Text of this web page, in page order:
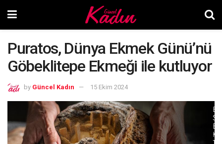
Puratos, Dünya Ekmek Günü’nü
Göbeklitepe Ekmeği ile kutluyor
by Güncel Kadın 15 Ekim 2024